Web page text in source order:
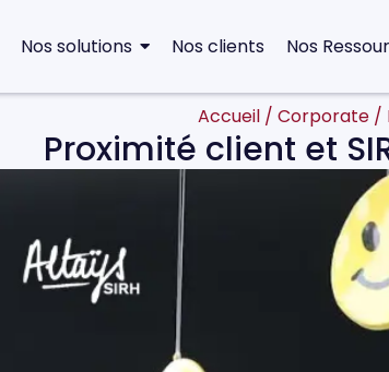
Nos solutions Nos clients Nos
Accueil / Corporate /
Proximité client et